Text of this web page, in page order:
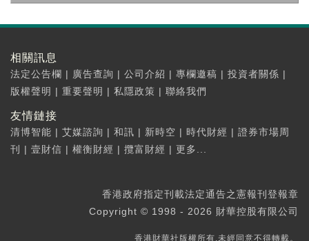
相關訊息
法定公告欄 | 廣告查詢 | 公司介紹 | 專欄邀稿 | 投資者關係 |
版權聲明 | 重要聲明 | 私隱政策 | 聯絡我們
友情鏈接
清博智能 | 艾媒諮詢 | 和訊 | 新時空 | 時代財經 | 證券市場周
刊
| 壹財信 | 權衡財經 | 攬富財經 | 更多...
香港政府指定刊載法定通告之憲報刊登報章
Copyright © 1998 - 2026 財華控股有限公司
香港財華社版權所有,未經同意不得轉載。